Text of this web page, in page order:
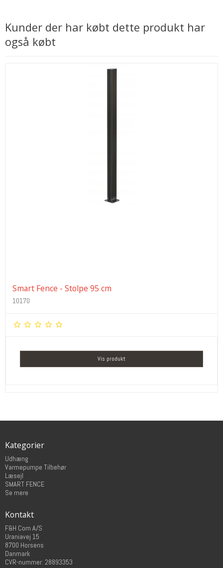
Kunder der har købt dette produkt har
også købt
Smart Fence - Stolpe 95 cm
10170
Vis produkt
Kategorier
Udhæng
Varmepumpe Tilbehør
Læsejl
SMART FENCE
Se mere
Kontakt
F&H Com A/S
Uraniavej 15
8700 Horsens
Danmark
CVR-nummer: 28893353